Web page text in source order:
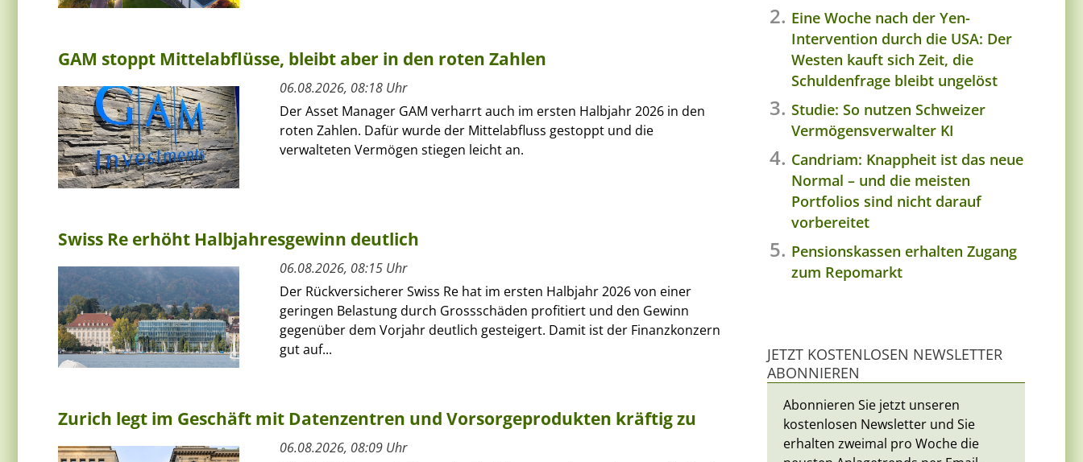
GAM stoppt Mittelabflüsse, bleibt aber in den roten Zahlen
06.08.2026, 08:18 Uhr
Der Asset Manager GAM verharrt auch im ersten Halbjahr 2026 in den
roten Zahlen. Dafür wurde der Mittelabfluss gestoppt und die
verwalteten Vermögen stiegen leicht an.
Swiss Re erhöht Halbjahresgewinn deutlich
06.08.2026, 08:15 Uhr
Der Rückversicherer Swiss Re hat im ersten Halbjahr 2026 von einer
geringen Belastung durch Grossschäden profitiert und den Gewinn
gegenüber dem Vorjahr deutlich gesteigert. Damit ist der Finanzkonzern
gut auf...
Zurich legt im Geschäft mit Datenzentren und Vorsorgeprodukten kräftig zu
06.08.2026, 08:09 Uhr
Eine Woche nach der Yen-
Intervention durch die USA: Der
Westen kauft sich Zeit, die
Schuldenfrage bleibt ungelöst
Studie: So nutzen Schweizer
Vermögensverwalter KI
Candriam: Knappheit ist das neue
Normal – und die meisten
Portfolios sind nicht darauf
vorbereitet
Pensionskassen erhalten Zugang
zum Repomarkt
JETZT KOSTENLOSEN NEWSLETTER
ABONNIEREN
Abonnieren Sie jetzt unseren
kostenlosen Newsletter und Sie
erhalten zweimal pro Woche die